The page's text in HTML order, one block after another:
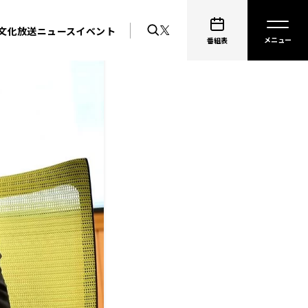
化放送ニュースイベント
番組表